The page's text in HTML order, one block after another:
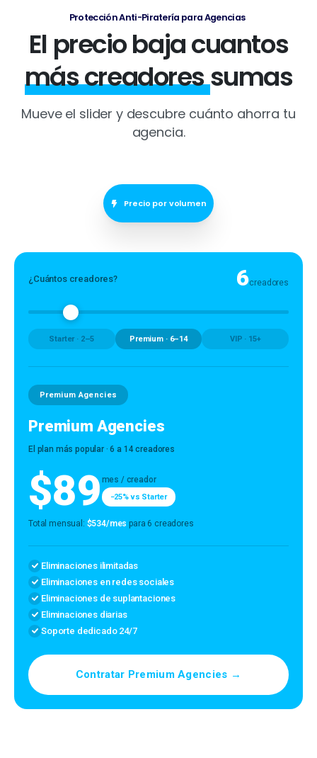
Protección Anti-Piratería para Agencias
El precio baja cuantos
más creadoressumas
Mueve el slider y descubre cuánto ahorra tu
agencia.
Precio por volumen
¿Cuántos creadores? 6creadores
Starter · 2–5 Premium · 6–14 VIP · 15+
Premium Agencies
Premium Agencies
El plan más popular · 6 a 14 creadores
$89 mes / creador
−25% vs Starter
Total mensual: $534/mes para 6 creadores
Eliminaciones ilimitadas
Eliminaciones en redes sociales
Eliminaciones de suplantaciones
Eliminaciones diarias
Soporte dedicado 24/7
Contratar Premium Agencies →